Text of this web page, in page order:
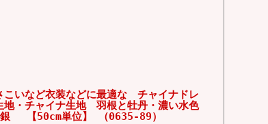
こいなど衣装などに最適な チャイナドレ
地・チャイナ生地 羽根と牡丹・濃い水色
【50cm単位】 （0635-89）